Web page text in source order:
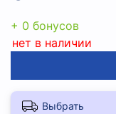
+ 0 бонусов
нет в наличии
Выбрать